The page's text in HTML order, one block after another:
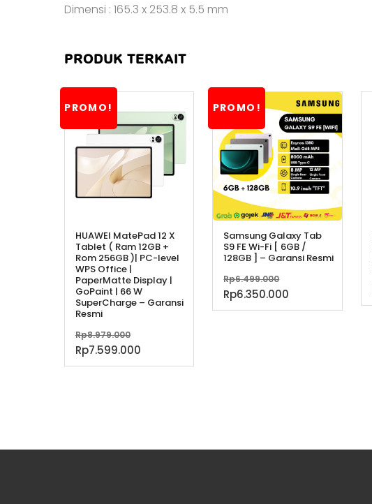
Dimensi : 165.3 x 253.8 x 5.5 mm
PRODUK TERKAIT
PROMO!
HUAWEI MatePad 12 X
Tablet ( Ram 12GB +
Rom 256GB )| PC-level
WPS Office |
PaperMatte Display |
GoPaint | 66 W
SuperCharge – Garansi
Resmi
Rp8.979.000
aslinya
adalah:
Rp7.599.000
saat
PROMO!
Samsung Galaxy Tab
S9 FE Wi-Fi [ 6GB /
128GB ] – Garansi Resmi
Rp6.499.000
aslinya
adalah:
Rp6.350.000
saat